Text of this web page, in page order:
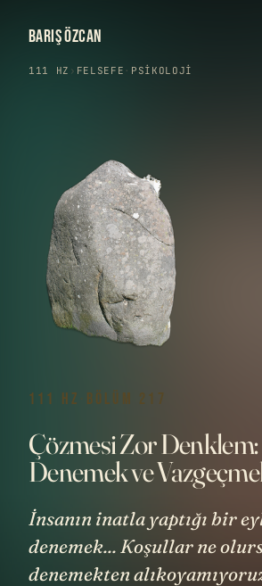
BARIŞ ÖZCAN
111 HZ › FELSEFE · PSIKOLOJI
111 HZ BÖLÜM 217
Çözmesi Zor Denklem:
Denemek ve
İnsanın inatla yaptığı bir
denemek... Koşullar ne
denemekten